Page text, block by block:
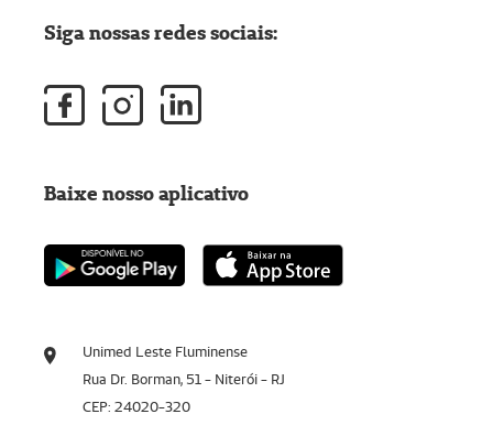
Unimed Leste Fluminense
Rua Dr. Borman, 51 - Niterói - RJ
CEP: 24020-320
Siga nossas redes sociais:
Baixe nosso aplicativo